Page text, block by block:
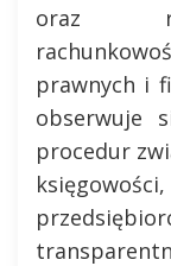
oraz
prawnych i
obserwuje
procedur